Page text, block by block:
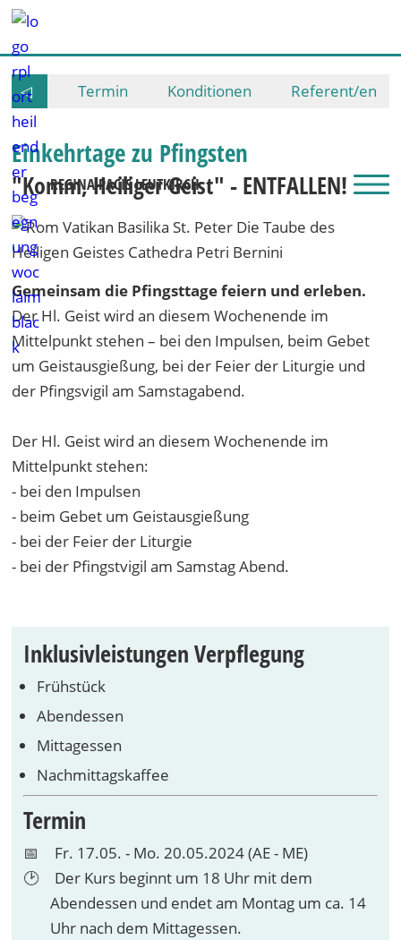
REGINA PACIS LEUTKIRCH
◁ Termin Konditionen Referent/en
Einkehrtage zu Pfingsten
"Komm, Heiliger Geist" - ENTFALLEN!
Gemeinsam die Pfingsttage feiern und erleben.
Der Hl. Geist wird an diesem Wochenende im
Mittelpunkt stehen – bei den Impulsen, beim Gebet
um Geistausgießung, bei der Feier der Liturgie und
der Pfingsvigil am Samstagabend.
Der Hl. Geist wird an diesem Wochenende im
Mittelpunkt stehen:
- bei den Impulsen
- beim Gebet um Geistausgießung
- bei der Feier der Liturgie
- bei der Pfingstvigil am Samstag Abend.
Inklusivleistungen Verpflegung
Frühstück
Abendessen
Mittagessen
Nachmittagskaffee
Termin
Fr. 17.05. - Mo. 20.05.2024 (AE - ME)
Der Kurs beginnt um 18 Uhr mit dem
Abendessen und endet am Montag um ca. 14
Uhr nach dem Mittagessen.